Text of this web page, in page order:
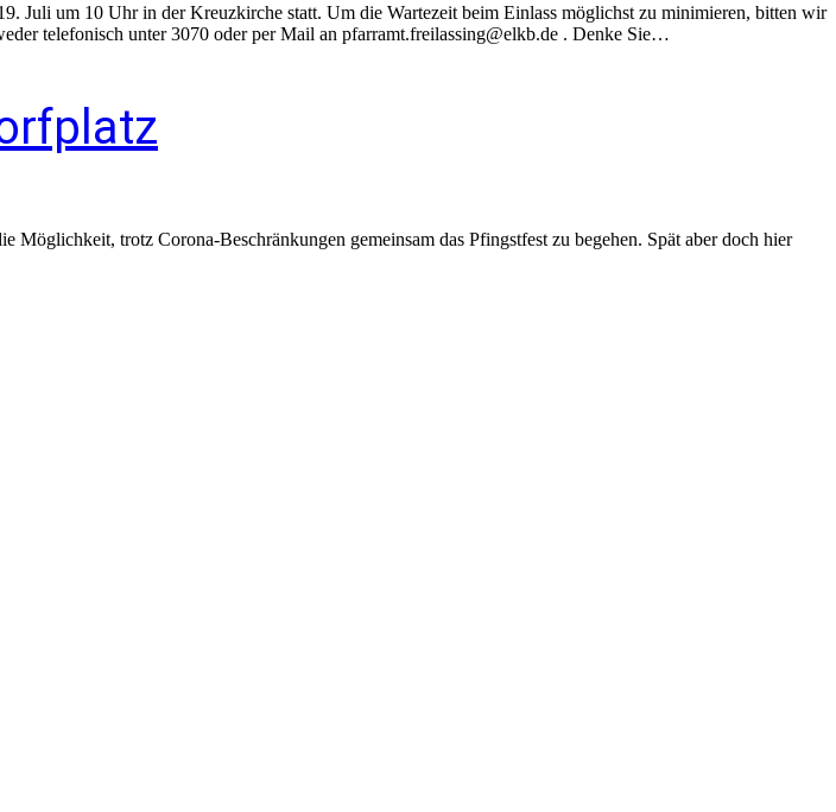
Juli um 10 Uhr in der Kreuzkirche statt. Um die Wartezeit beim Einlass möglichst zu minimieren, bitten wir
telefonisch unter 3070 oder per Mail an pfarramt.freilassing@elkb.de . Denke Sie…
trotz Corona-Beschränkungen gemeinsam das Pfingstfest zu begehen. Spät aber doch hier